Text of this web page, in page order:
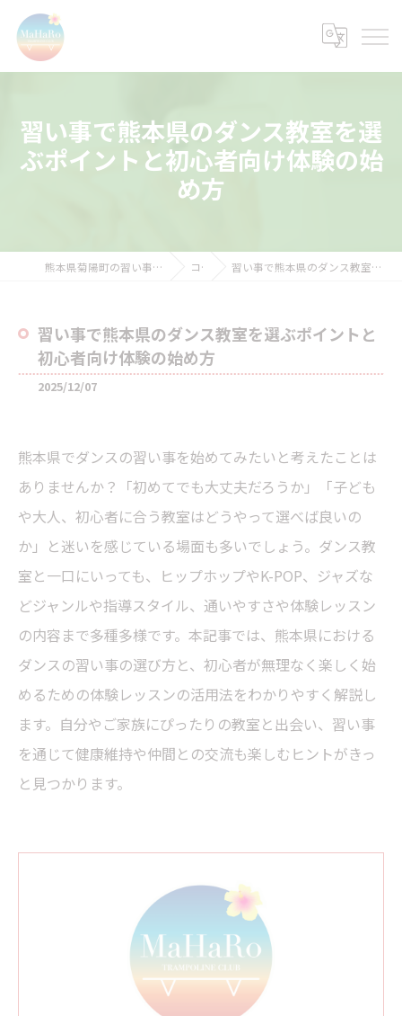
習い事で熊本県のダンス教室を選
ぶポイントと初心者向け体験の始
め方
熊本県菊陽町の習い事ならMaHaRoトランポリンクラブ コラム 習い事で熊本県のダンス教室を選ぶポイントと初心者向け体験の始め方
習い事で熊本県のダンス教室を選ぶポイントと
初心者向け体験の始め方
2025/12/07
熊本県でダンスの習い事を始めてみたいと考えたことは
ありませんか？「初めてでも大丈夫だろうか」「子ども
や大人、初心者に合う教室はどうやって選べば良いの
か」と迷いを感じている場面も多いでしょう。ダンス教
室と一口にいっても、ヒップホップやK-POP、ジャズな
どジャンルや指導スタイル、通いやすさや体験レッスン
の内容まで多種多様です。本記事では、熊本県における
ダンスの習い事の選び方と、初心者が無理なく楽しく始
めるための体験レッスンの活用法をわかりやすく解説し
ます。自分やご家族にぴったりの教室と出会い、習い事
を通じて健康維持や仲間との交流も楽しむヒントがきっ
と見つかります。